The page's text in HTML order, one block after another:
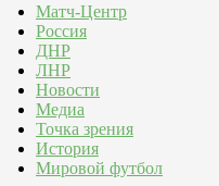
Матч-Центр
Россия
ДНР
ЛНР
Новости
Медиа
Точка зрения
История
Мировой футбол